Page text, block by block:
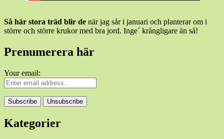
Så här stora träd blir de när jag sår i januari och planterar om i
större och större krukor med bra jord. Inge´ krångligare än så!
Prenumerera här
Your email:
Kategorier